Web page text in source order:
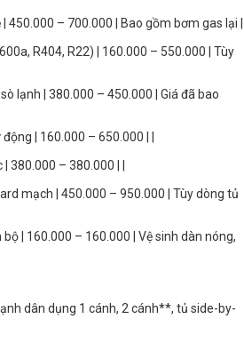
| 450.000 – 700.000 | Bao gồm bơm gas lại |
R404, R22) | 160.000 – 550.000 | Tùy
lạnh | 380.000 – 450.000 | Giá đã bao
| 160.000 – 650.000 | |
380.000 – 380.000 | |
mạch | 450.000 – 950.000 | Tùy dòng tủ
bộ | 160.000 – 160.000 | Vệ sinh dàn nóng,
dân dụng 1 cánh, 2 cánh**, tủ side-by-